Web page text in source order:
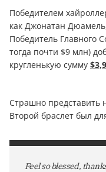
Победителем
как Джонатан
Победитель Главного
тогда почти $9 млн)
кругленькую сумму
Страшно представить
Второй браслет был
Feel so blessed,